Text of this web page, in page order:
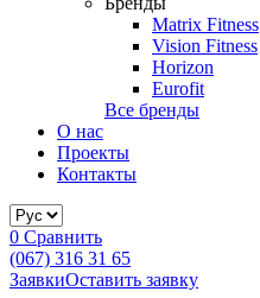
Matrix Fitness
Vision Fitness
Horizon
Eurofit
Все бренды
О нас
Проекты
Контакты
0 Сравнить
(067) 316 31 65
ЗаявкиОставить заявку